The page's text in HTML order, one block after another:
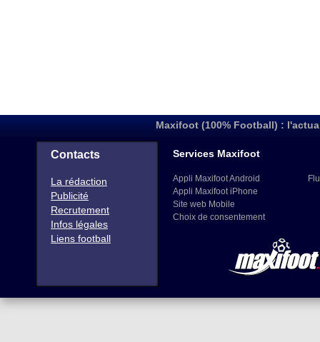
Maxifoot (100% Football) :
Contacts
La rédaction
Publicité
Recrutement
Infos légales
Liens football
Services Maxifoot
Appli Maxifoot Android
Appli Maxifoot iPhone
Site web Mobile
Choix de consentement